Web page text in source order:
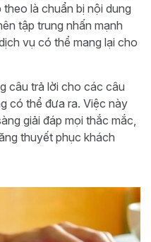
là chuẩn bị nội dung
tập trung nhấn mạnh
vụ có thể mang lại cho
câu trả lời cho các câu
có thể đưa ra. Việc này
giải đáp mọi thắc mắc,
thuyết phục khách